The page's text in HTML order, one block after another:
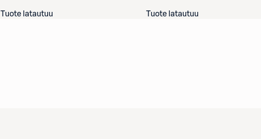
Tuote latautuu Tuote latautuu